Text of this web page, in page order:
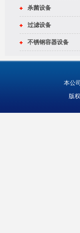
杀菌设备
过滤设备
不锈钢容器设备
本公
版